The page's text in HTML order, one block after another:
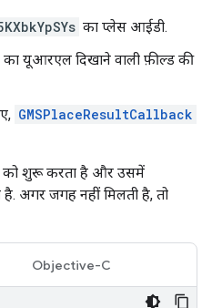
का प्लेस आईडी.
यूआरएल दिखाने वाली फ़ील्ड की
GMSPlaceResultCallback
को शुरू करता है और उसमें
अगर जगह नहीं मिलती है, तो
Objective-C